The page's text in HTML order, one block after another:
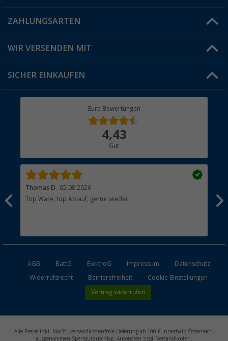
Blog
Jobs & Karriere
FAQ & Kontakt
Versandinformationen
Rücksendung
ZAHLUNGSARTEN
WIR VERSENDEN MIT
SICHER EINKAUFEN
Eure Bewertungen
4,43
Gut
Thomas D. 05.08.2026
Top Ware, top Ablauf, gerne wieder
AGB BattG ElektroG Impressum
Datenschutz
Widerrufsrecht
Barrierefreiheit Cookie-Einstellungen
Vertrag widerrufen
Alle Preise inkl. MwSt., versandkostenfreie Lieferung ab 100 € innerhalb Österreich,
ausgenommen Sperrgutzuschlag. Ansonsten zzgl. Versandkosten.